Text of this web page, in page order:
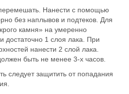
Нанести с помощью
без наплывов и подтеков. Для
камня» на умеренно
достаточно 1 слоя лака. При
нанести 2 слой лака.
быть не менее 3-х часов.
следует защитить от попадания